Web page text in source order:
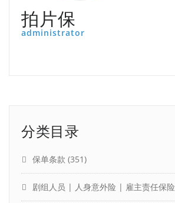
拍片保
administrator
分类目录
保单条款 (351)
剧组人员 | 人身意外险 | 雇主责任保险